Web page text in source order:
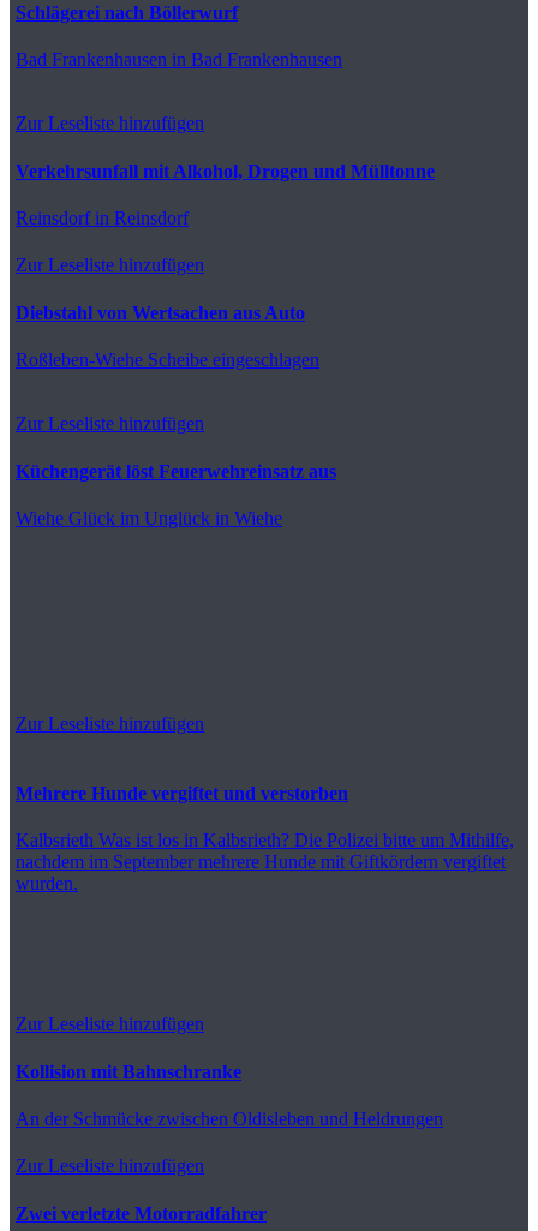
Schlägerei nach Böllerwurf
Bad Frankenhausen in Bad Frankenhausen
Zur Leseliste hinzufügen
Verkehrsunfall mit Alkohol, Drogen und Mülltonne
Reinsdorfin Reinsdorf
Zur Leseliste hinzufügen
Diebstahl von Wertsachen aus Auto
Roßleben-Wiehe Scheibe eingeschlagen
Zur Leseliste hinzufügen
Küchengerät löst Feuerwehreinsatz aus
Wiehe Glück im Unglück in Wiehe
Zur Leseliste hinzufügen
Mehrere Hunde vergiftet und verstorben
Kalbsrieth Was ist los in Kalbsrieth? Die Polizei bitte um Mithilfe,
nachdem im September mehrere Hunde mit Giftkördern vergiftet
wurden.
Zur Leseliste hinzufügen
Kollision mit Bahnschranke
An der Schmücke zwischen Oldisleben und Heldrungen
Zur Leseliste hinzufügen
Zwei verletzte Motorradfahrer